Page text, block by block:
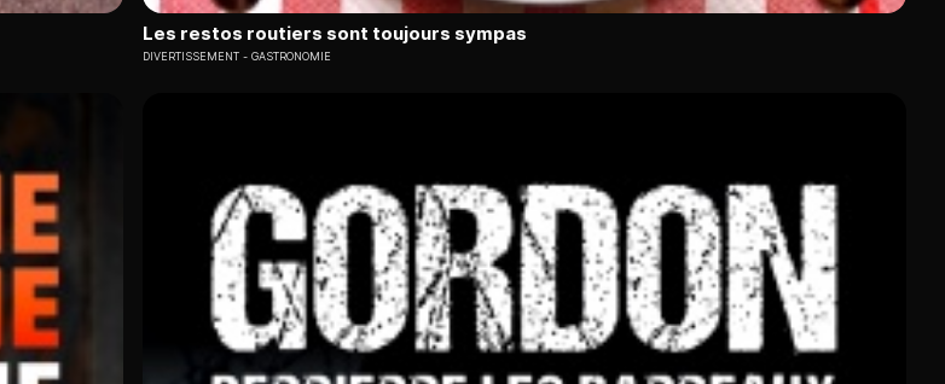
Les restos routiers sont toujours sympas
DIVERTISSEMENT GASTRONOMIE